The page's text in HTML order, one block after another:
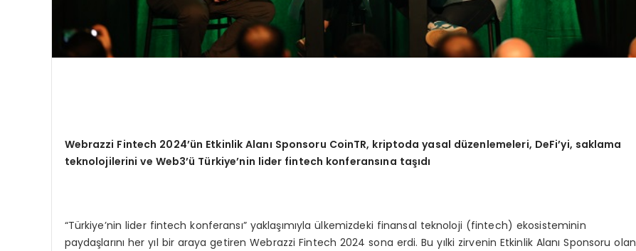
Webrazzi Fintech 2024’ün Etkinlik Alanı Sponsoru CoinTR, kriptoda yasal düzenlemeleri, DeFi’yi, saklama
teknolojilerini ve Web3’ü Türkiye’nin lider fintech konferansına taşıdı
“Türkiye’nin lider fintech konferansı” yaklaşımıyla ülkemizdeki finansal teknoloji (fintech) ekosisteminin
paydaşlarını her yıl bir araya getiren Webrazzi Fintech 2024 sona erdi. Bu yılki zirvenin Etkinlik Alanı Sponsoru olan